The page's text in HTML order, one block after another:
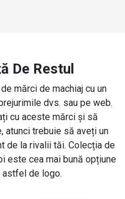
De Restul
mărci de machiaj cu un
dvs. sau pe web.
cu aceste mărci și să
atunci trebuie să aveți un
de la rivalii tăi. Colecția de
este cea mai bună opțiune
astfel de logo.